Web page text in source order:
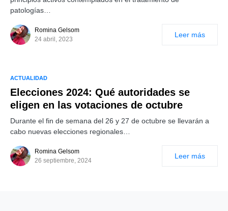
patologías…
Romina Gelsom
24 abril, 2023
Leer más
ACTUALIDAD
Elecciones 2024: Qué autoridades se
eligen en las votaciones de octubre
Durante el fin de semana del 26 y 27 de octubre se llevarán a
cabo nuevas elecciones regionales…
Romina Gelsom
26 septiembre, 2024
Leer más